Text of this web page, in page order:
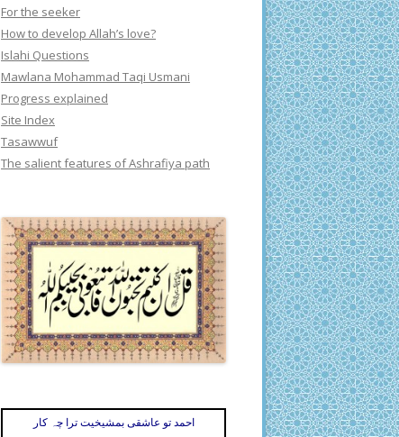
For the seeker
How to develop Allah’s love?
Islahi Questions
Mawlana Mohammad Taqi Usmani
Progress explained
Site Index
Tasawwuf
The salient features of Ashrafiya path
احمد تو عاشقی بمشیخیت ترا چہ کار